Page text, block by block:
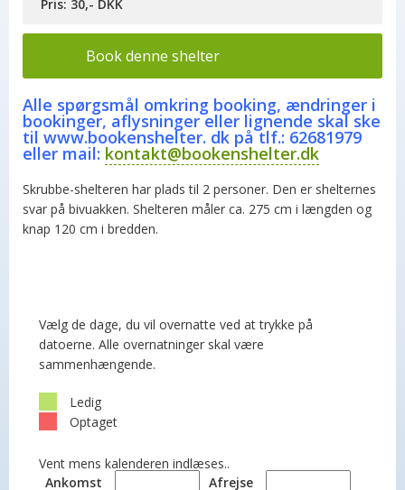
Pris: 30,- DKK
Book denne shelter
Alle spørgsmål omkring booking, ændringer i
bookinger, aflysninger eller lignende skal ske
til www.bookenshelter. dk på tlf.: 62681979
eller mail: kontakt@bookenshelter.dk
Skrubbe-shelteren har plads til 2 personer. Den er shelternes
svar på bivuakken. Shelteren måler ca. 275 cm i længden og
knap 120 cm i bredden.
Vælg de dage, du vil overnatte ved at trykke på
datoerne. Alle overnatninger skal være
sammenhængende.
Ledig
Optaget
Vent mens kalenderen indlæses..
Ankomst
Afrejse